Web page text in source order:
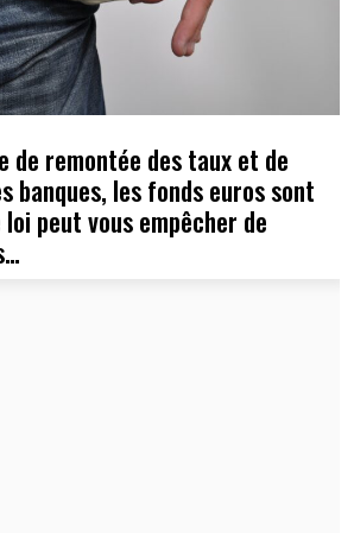
de remontée des taux et de
banques, les fonds euros sont
peut vous empêcher de